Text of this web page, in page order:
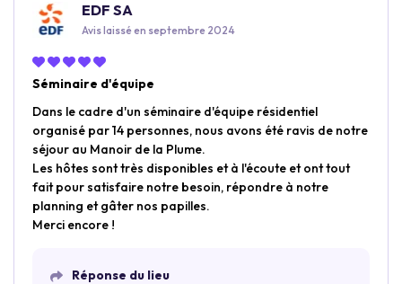
EDF SA
Avis laissé en septembre 2024
Séminaire d'équipe
Dans le cadre d'un séminaire d'équipe résidentiel
organisé par 14 personnes, nous avons été ravis de notre
séjour au Manoir de la Plume.
Les hôtes sont très disponibles et à l'écoute et ont tout
fait pour satisfaire notre besoin, répondre à notre
planning et gâter nos papilles.
Merci encore !
Réponse du lieu